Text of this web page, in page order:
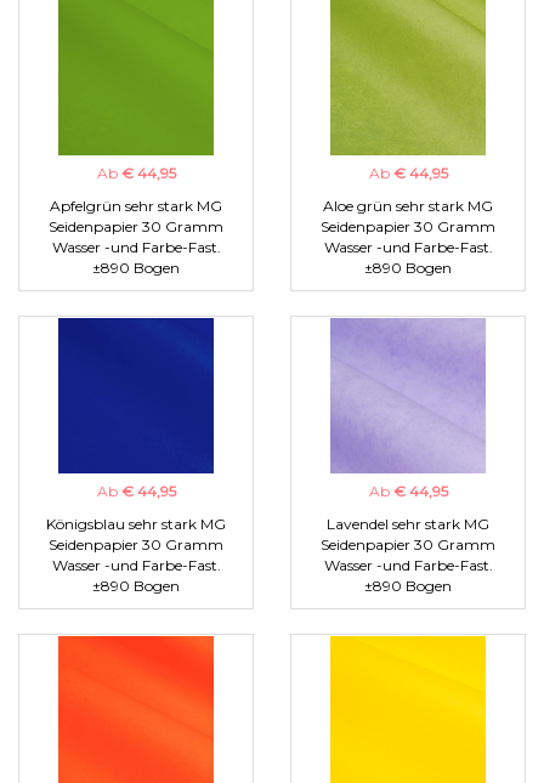
Ab € 44,95
Apfelgrün sehr stark MG
Seidenpapier 30 Gramm
Wasser -und Farbe-Fast.
±890 Bogen
Ab € 44,95
Aloe grün sehr stark MG
Seidenpapier 30 Gramm
Wasser -und Farbe-Fast.
±890 Bogen
Ab € 44,95
Königsblau sehr stark MG
Seidenpapier 30 Gramm
Wasser -und Farbe-Fast.
±890 Bogen
Ab € 44,95
Lavendel sehr stark MG
Seidenpapier 30 Gramm
Wasser -und Farbe-Fast.
±890 Bogen